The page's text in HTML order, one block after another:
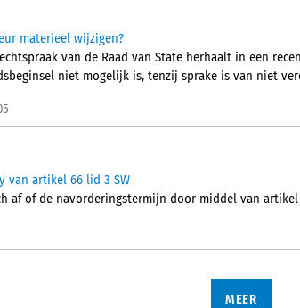
materieel wijzigen?
van de Raad van State herhaalt in een
niet mogelijk is, tenzij sprake is van niet
van artikel 66 lid 3 SW
af of de navorderingstermijn door middel van
MEER